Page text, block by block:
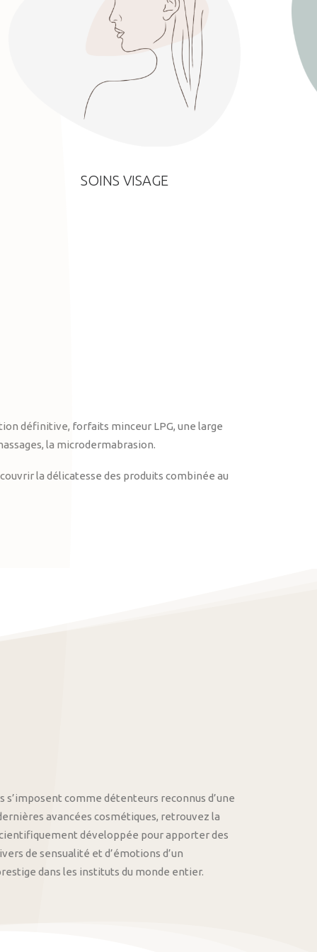
SOINS VISAGE
définitive, forfaits minceur LPG, une large
la microdermabrasion.
la délicatesse des produits combinée au
s’imposent comme détenteurs reconnus d’une
avancées cosmétiques, retrouvez la
développée pour apporter des
de sensualité et d’émotions d’un
dans les instituts du monde entier.